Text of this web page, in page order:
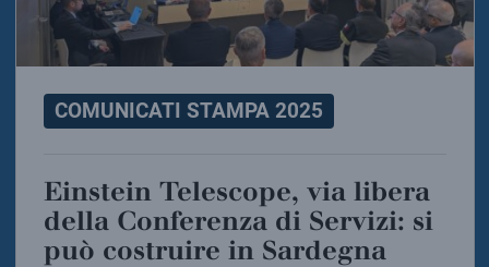
COMUNICATI STAMPA 2025
Einstein Telescope, via libera
della Conferenza di Servizi: si
può costruire in Sardegna